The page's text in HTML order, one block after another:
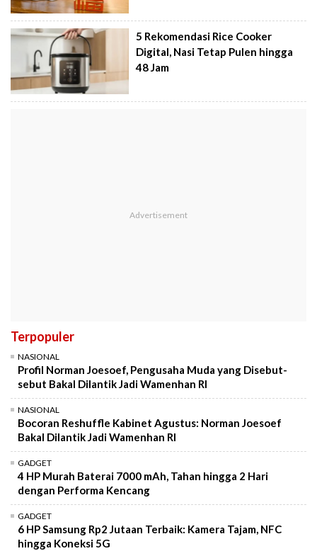
5 Rekomendasi Rice Cooker
Digital, Nasi Tetap Pulen hingga
48 Jam
Terpopuler
NASIONAL
Profil Norman Joesoef, Pengusaha Muda yang Disebut-
sebut Bakal Dilantik Jadi Wamenhan RI
NASIONAL
Bocoran Reshuffle Kabinet Agustus: Norman Joesoef
Bakal Dilantik Jadi Wamenhan RI
GADGET
4 HP Murah Baterai 7000 mAh, Tahan hingga 2 Hari
dengan Performa Kencang
GADGET
6 HP Samsung Rp2 Jutaan Terbaik: Kamera Tajam, NFC
hingga Koneksi 5G